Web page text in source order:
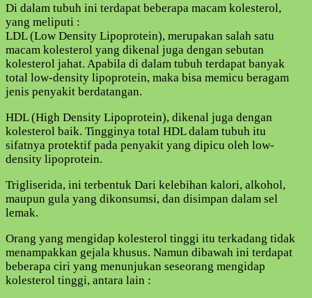
Di dalam tubuh ini terdapat beberapa macam kolesterol,
yang meliputi :
LDL (Low Density Lipoprotein), merupakan salah satu
macam kolesterol yang dikenal juga dengan sebutan
kolesterol jahat. Apabila di dalam tubuh terdapat banyak
total low-density lipoprotein, maka bisa memicu beragam
jenis penyakit berdatangan.
HDL (High Density Lipoprotein), dikenal juga dengan
kolesterol baik. Tingginya total HDL dalam tubuh itu
sifatnya protektif pada penyakit yang dipicu oleh low-
density lipoprotein.
Trigliserida, ini terbentuk Dari kelebihan kalori, alkohol,
maupun gula yang dikonsumsi, dan disimpan dalam sel
lemak.
Orang yang mengidap kolesterol tinggi itu terkadang tidak
menampakkan gejala khusus. Namun dibawah ini terdapat
beberapa ciri yang menunjukan seseorang mengidap
kolesterol tinggi, antara lain :